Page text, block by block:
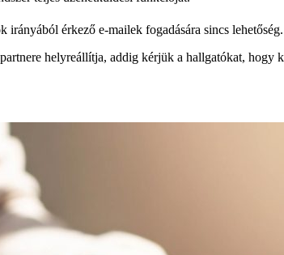
irányából érkező e-mailek fogadására sincs lehetőség.
helyreállítja, addig kérjük a hallgatókat,